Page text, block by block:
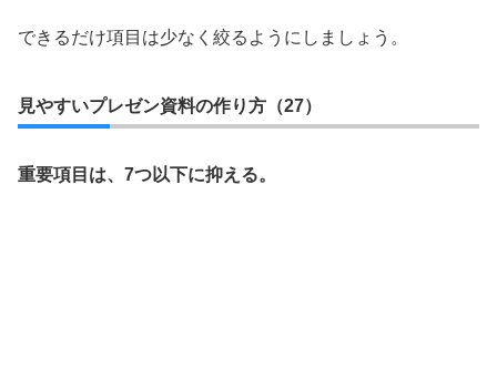
できるだけ項目は少なく絞るようにしましょう。
見やすいプレゼン資料の作り方（27）
重要項目は、7つ以下に抑える。